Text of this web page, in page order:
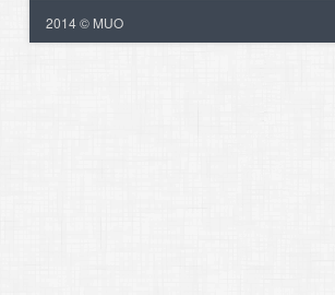
2014 © MUO